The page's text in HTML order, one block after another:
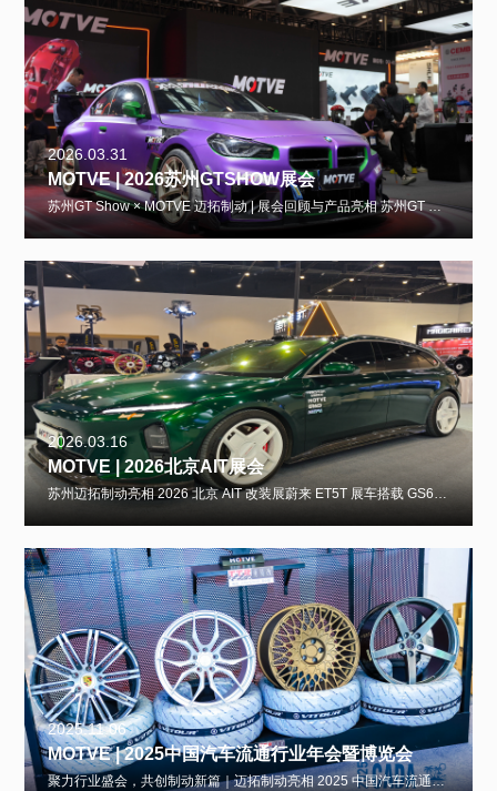
2026.03.31
MOTVE | 2026苏州GTSHOW展会
苏州GT Show × MOTVE 迈拓制动 | 展会回顾与产品亮相 苏州GT Show（国际改装展）是中国乃至亚洲极具影响力的汽车改装文化风尚盛会，由改联网主办，每年吸引全球超1000个改装品牌、数十万车迷与专业从业者齐聚苏州国际
2026.03.16
MOTVE | 2026北京AIT展会
苏州迈拓制动亮相 2026 北京 AIT 改装展蔚来 ET5T 展车搭载 GS6 卡钳 + 迈斯盾轮毂 2026 年 3 月 13-16 日，2026 北京 AIT 国际改装展在北京首都国际会展中心举办，苏州迈拓制动携高性能制动产品重磅亮相，现场展示
2025.11.06
MOTVE | 2025中国汽车流通行业年会暨博览会
聚力行业盛会，共创制动新篇｜迈拓制动亮相 2025 中国汽车流通行业年会暨博览会2025 年 11 月 5-7 日，2025 中国汽车流通行业年会暨博览会在海口隆重举办。本届盛会以 “以质驭变，向新而生” 为主题，汇聚汽车全产业链精英，共